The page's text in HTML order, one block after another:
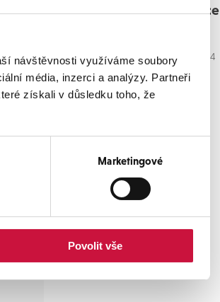
návštěvnosti využíváme soubory
média, inzerci a analýzy. Partneři
získali v důsledku toho, že
Marketingové
Povolit vše
Kontaktní informace
Na Pankráci 322/26, Praha 4
+420 224 810 090
i.rada@radapartner.cz